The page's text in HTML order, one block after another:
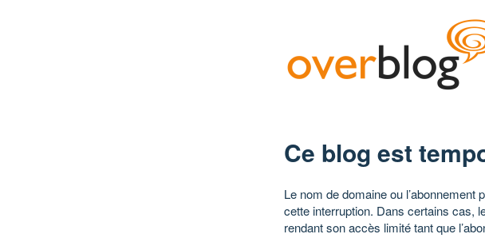
Ce blog est
Le nom de domaine ou l’abonnement
cette interruption. Dans certains cas,
rendant son accès limité tant que